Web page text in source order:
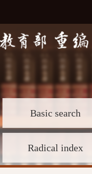
Basic search
Radical index